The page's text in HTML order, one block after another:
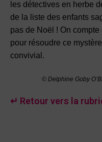
les détectives en herbe
de la liste des enfants
pas de Noël ! On
pour résoudre ce
convivial.
© Delphine Goby
↵ Retour vers la